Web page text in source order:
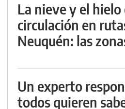
La nieve y el
circulación en
Neuquén: las
Un experto
todos quieren